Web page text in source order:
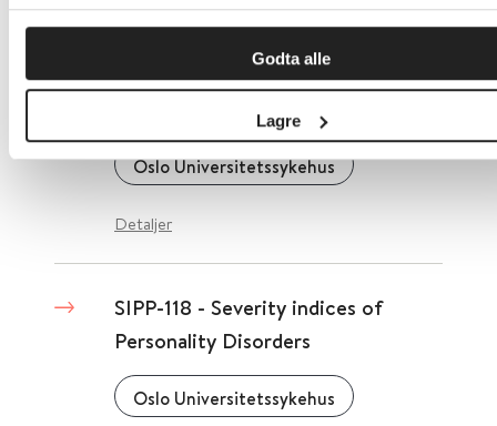
Godta alle
Lagre
Interview for Personality
Oslo Universitetssykehus
Detaljer
SIPP-118 - Severity indices of
Personality Disorders
Oslo Universitetssykehus